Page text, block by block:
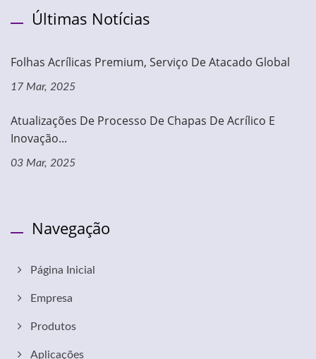
Últimas Notícias
Folhas Acrílicas Premium, Serviço De Atacado Global
17 Mar, 2025
Atualizações De Processo De Chapas De Acrílico E
Inovação...
03 Mar, 2025
Navegação
Página Inicial
Empresa
Produtos
Aplicações